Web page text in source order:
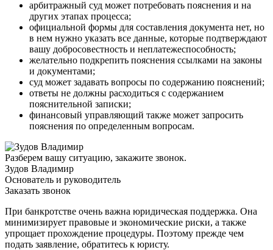
арбитражный суд может потребовать пояснения и на
других этапах процесса;
официальной формы для составления документа нет, но
в нем нужно указать все данные, которые подтверждают
вашу добросовестность и неплатежеспособность;
желательно подкрепить пояснения ссылками на законы
и документами;
суд может задавать вопросы по содержанию пояснений;
ответы не должны расходиться с содержанием
пояснительной записки;
финансовый управляющий также может запросить
пояснения по определенным вопросам.
Разберем вашу ситуацию, закажите звонок.
Зудов Владимир
Основатель и руководитель
Заказать звонок
При банкротстве очень важна юридическая поддержка. Она
минимизирует правовые и экономические риски, а также
упрощает прохождение процедуры. Поэтому прежде чем
подать заявление, обратитесь к юристу.